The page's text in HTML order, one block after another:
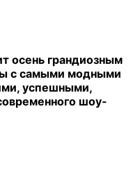
осень грандиозным
с самыми модными
успешными,
шоу-